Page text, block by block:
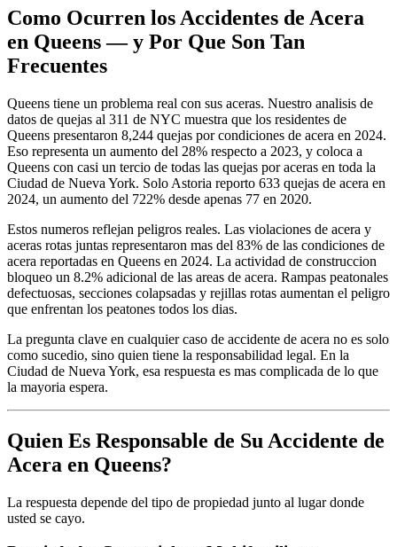
Como Ocurren los Accidentes de Acera
en Queens — y Por Que Son Tan
Frecuentes
Queens tiene un problema real con sus aceras. Nuestro analisis de
datos de quejas al 311 de NYC muestra que los residentes de
Queens presentaron 8,244 quejas por condiciones de acera en 2024.
Eso representa un aumento del 28% respecto a 2023, y coloca a
Queens con casi un tercio de todas las quejas por aceras en toda la
Ciudad de Nueva York. Solo Astoria reporto 633 quejas de acera en
2024, un aumento del 722% desde apenas 77 en 2020.
Estos numeros reflejan peligros reales. Las violaciones de acera y
aceras rotas juntas representaron mas del 83% de las condiciones de
acera reportadas en Queens en 2024. La actividad de construccion
bloqueo un 8.2% adicional de las areas de acera. Rampas peatonales
defectuosas, secciones colapsadas y rejillas rotas aumentan el peligro
que enfrentan los peatones todos los dias.
La pregunta clave en cualquier caso de accidente de acera no es solo
como sucedio, sino quien tiene la responsabilidad legal. En la
Ciudad de Nueva York, esa respuesta es mas complicada de lo que
la mayoria espera.
Quien Es Responsable de Su Accidente de
Acera en Queens?
La respuesta depende del tipo de propiedad junto al lugar donde
usted se cayo.